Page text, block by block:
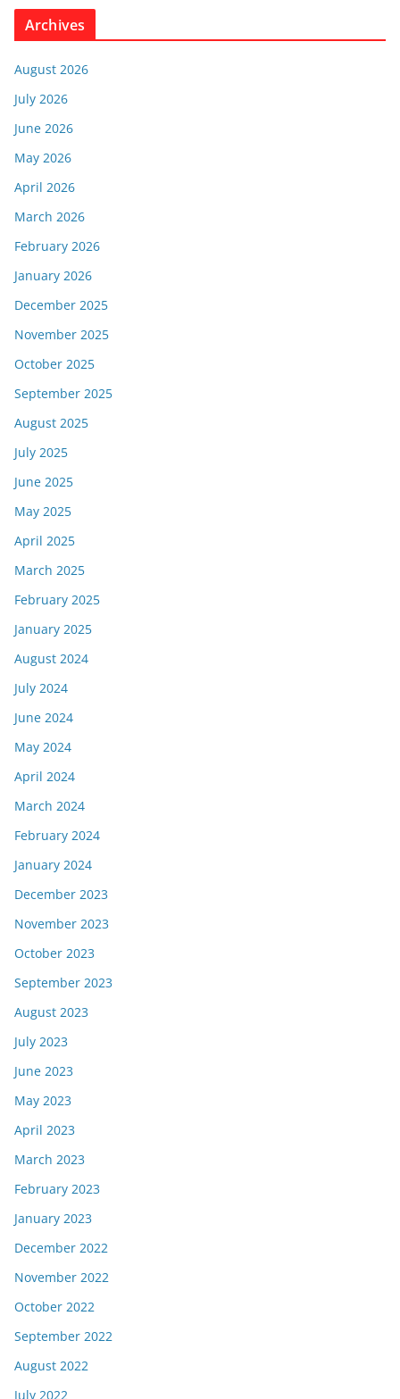
Archives
August 2026
July 2026
June 2026
May 2026
April 2026
March 2026
February 2026
January 2026
December 2025
November 2025
October 2025
September 2025
August 2025
July 2025
June 2025
May 2025
April 2025
March 2025
February 2025
January 2025
August 2024
July 2024
June 2024
May 2024
April 2024
March 2024
February 2024
January 2024
December 2023
November 2023
October 2023
September 2023
August 2023
July 2023
June 2023
May 2023
April 2023
March 2023
February 2023
January 2023
December 2022
November 2022
October 2022
September 2022
August 2022
July 2022